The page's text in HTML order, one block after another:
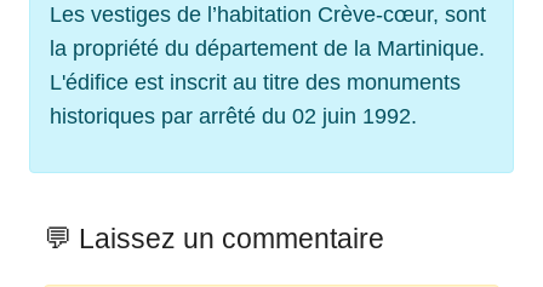
Les vestiges de l’habitation Crève-cœur, sont
la propriété du département de la Martinique.
L'édifice est inscrit au titre des monuments
historiques par arrêté du 02 juin 1992.
💬 Laissez un commentaire